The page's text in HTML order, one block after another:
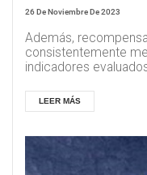
26 De Noviembre De 2023
Además,
consistentemente
indicadores
LEER MÁS